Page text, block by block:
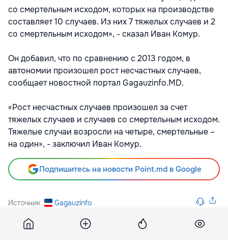
со смертельным исходом, которых на производстве
составляет 10 случаев. Из них 7 тяжелых случаев и 2
со смертельным исходом», - сказал Иван Комур.
Он добавил, что по сравнению с 2013 годом, в
автономии произошел рост несчастных случаев,
сообщает новостной портал Gagauzinfo.MD.
«Рост несчастных случаев произошел за счет
тяжелых случаев и случаев со смертельным исходом.
Тяжелые случаи возросли на четыре, смертельные –
на один», - заключил Иван Комур.
Подпишитесь на новости Point.md в Google
Источник Gagauzinfo